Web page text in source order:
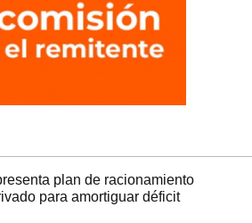
plan de racionamiento
para amortiguar déficit